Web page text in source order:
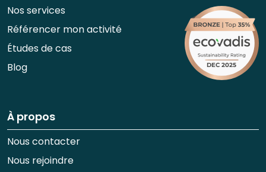
Nos services
Référencer mon activité
Études de cas
Blog
À propos
Nous contacter
Nous rejoindre